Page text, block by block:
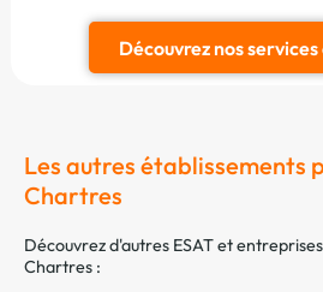
Découvrez nos
Les autres établissements
Chartres
Découvrez d'autres ESAT et
Chartres :